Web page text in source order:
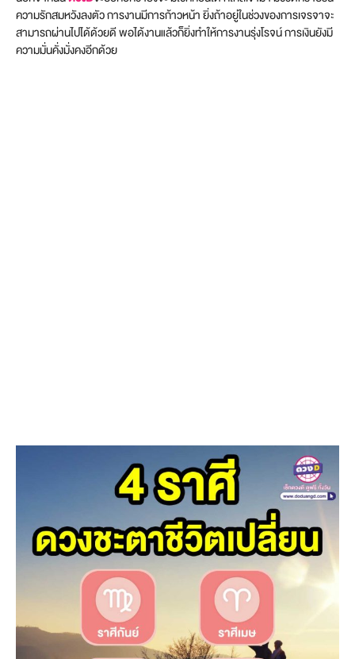
ความรักสมหวังลงตัว การงานมีการก้าวหน้า ยิ่งถ้าอยู่ในช่วงของการเจรจาจะ
สามารถผ่านไปได้ด้วยดี พอได้งานแล้วก็ยิ่งทำให้การงานรุ่งโรจน์ การเงินยังมี
ความมั่นคั่งมั่งคงอีกด้วย